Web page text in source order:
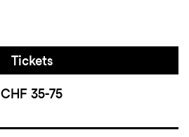
Tickets
CHF 35-75